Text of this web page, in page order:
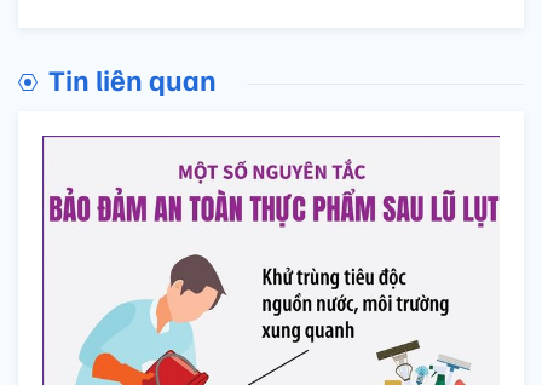
Tin liên quan